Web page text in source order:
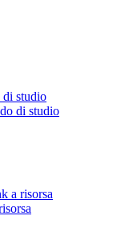
di studio
a risorsa